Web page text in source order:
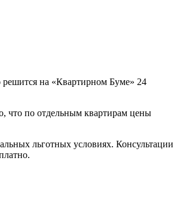
решится на «Квартирном Буме» 24
что по отдельным квартирам цены
льготных условиях. Консультации